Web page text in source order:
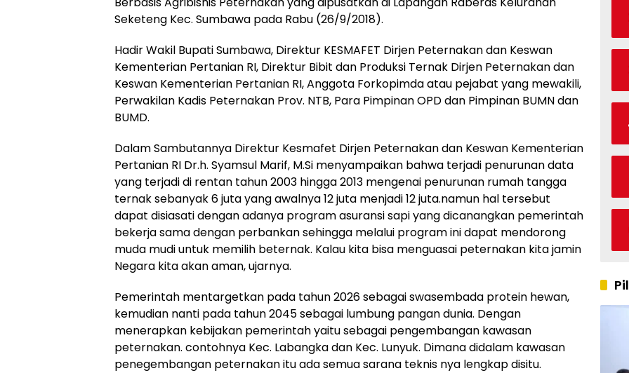
Seketeng Kec. Sumbawa pada Rabu (26/9/2018).
Hadir Wakil Bupati Sumbawa, Direktur KESMAFET Dirjen Peternakan dan Keswan
Kementerian Pertanian RI, Direktur Bibit dan Produksi Ternak Dirjen Peternakan dan
Keswan Kementerian Pertanian RI, Anggota Forkopimda atau pejabat yang mewakili,
Perwakilan Kadis Peternakan Prov. NTB, Para Pimpinan OPD dan Pimpinan BUMN dan
BUMD.
Dalam Sambutannya Direktur Kesmafet Dirjen Peternakan dan Keswan Kementerian
Pertanian RI Dr.h. Syamsul Marif, M.Si menyampaikan bahwa terjadi penurunan data
yang terjadi di rentan tahun 2003 hingga 2013 mengenai penurunan rumah tangga
ternak sebanyak 6 juta yang awalnya 12 juta menjadi 12 juta.namun hal tersebut
dapat disiasati dengan adanya program asuransi sapi yang dicanangkan pemerintah
bekerja sama dengan perbankan sehingga melalui program ini dapat mendorong
muda mudi untuk memilih beternak. Kalau kita bisa menguasai peternakan kita jamin
Negara kita akan aman, ujarnya.
Pemerintah mentargetkan pada tahun 2026 sebagai swasembada protein hewan,
kemudian nanti pada tahun 2045 sebagai lumbung pangan dunia. Dengan
menerapkan kebijakan pemerintah yaitu sebagai pengembangan kawasan
peternakan. contohnya Kec. Labangka dan Kec. Lunyuk. Dimana didalam kawasan
penegembangan peternakan itu ada semua sarana teknis nya lengkap disitu.